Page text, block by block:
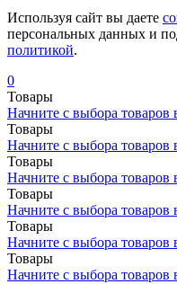
Используя сайт вы даете
персональных данных и
политикой.
0
Товары
Начните с выбора товаров
Товары
Начните с выбора товаров
Товары
Начните с выбора товаров
Товары
Начните с выбора товаров
Товары
Начните с выбора товаров
Товары
Начните с выбора товаров